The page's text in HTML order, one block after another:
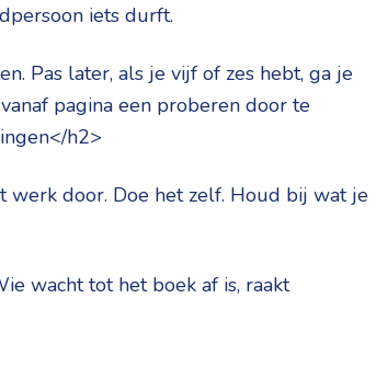
iets durft.
Pas later, als je vijf of zes hebt, ga je
pagina een proberen door te
h2>
werk door. Doe het zelf. Houd bij wat je
wacht tot het boek af is, raakt